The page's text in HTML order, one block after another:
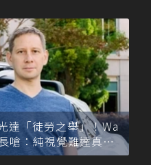
達「徒勞之舉」！Wa
嗆：純視覺難達真正